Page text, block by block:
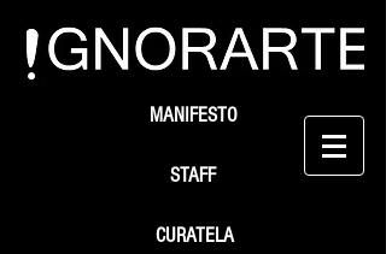
STAFF
MANIFESTO
CURATELA